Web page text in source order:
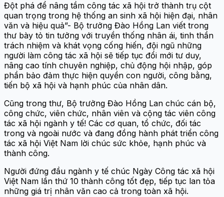
Đột phá để nâng tầm công tác xã hội trở thành trụ cột
quan trọng trong hệ thống an sinh xã hội hiện đại, nhân
văn và hiệu quả”- Bộ trưởng Đào Hồng Lan viết trong
thư bày tỏ tin tưởng với truyền thống nhân ái, tinh thần
trách nhiệm và khát vọng cống hiến, đội ngũ những
người làm công tác xã hội sẽ tiếp tục đổi mới tư duy,
nâng cao tính chuyên nghiệp, chủ động hội nhập, góp
phần bảo đảm thực hiện quyền con người, công bằng,
tiến bộ xã hội và hạnh phúc của nhân dân.
Cũng trong thư, Bộ trưởng Đào Hồng Lan chúc cán bộ,
công chức, viên chức, nhân viên và cộng tác viên công
tác xã hội ngành y tế! Các cơ quan, tổ chức, đối tác
trong và ngoài nước và đang đồng hành phát triển công
tác xã hội Việt Nam lời chúc sức khỏe, hạnh phúc và
thành công.
Người đứng đầu ngành y tế chúc Ngày Công tác xã hội
Việt Nam lần thứ 10 thành công tốt đẹp, tiếp tục lan tỏa
những giá trị nhân văn cao cả trong toàn xã hội.